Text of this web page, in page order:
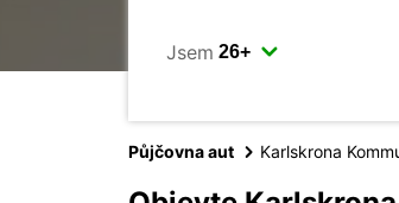
Jsem
Půjčovna aut Karlskrona